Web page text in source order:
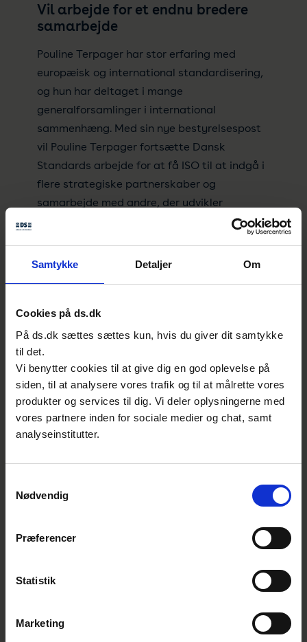
Samtykke Detaljer Om
Cookies på ds.dk
På ds.dk sættes sættes kun, hvis du giver dit samtykke
til det.
Vi benytter cookies til at give dig en god oplevelse på
siden, til at analysere vores trafik og til at målrette vores
produkter og services til dig. Vi deler oplysningerne med
vores partnere inden for sociale medier og chat, samt
analyseinstitutter.
Nødvendig
Præferencer
Statistik
Marketing
Vil arbejde for et endnu bredere
samarbejde
Pouline Terpager har stor erfaring med
europæisk og international standardisering,
og hun har deltaget i mange
generalforsamlinger i international
sammenhæng. Med sin nye bestyrelsespost
vil Pouline Terpager fortsætte Dansk
Standards arbejde for at få ISO til at indgå i
flere strategiske partnerskaber og
samarbejde med andre, der udvikler
standarder, så kendskabet til standarderne
- Lige for tiden har vi i Dansk Standard især
UNDP, hvor vi er i gang med at udvikle en
verdensmål. Derudover drøfter vi et
samarbejde med GHGP om at udarbejde en
fælles GHG/ISO-standard for opgørelse af
CO2-udledning, fortæller Pouline Terpager.
Dansk Standards plads i TMB løber til og